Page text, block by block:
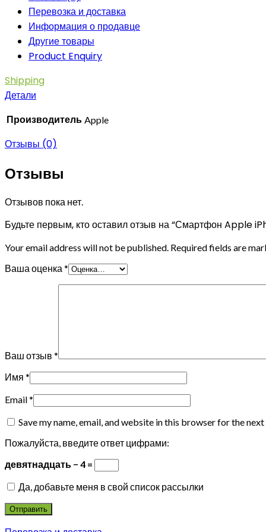
Перевозка и доставка
Информация о продавце
Другие товары
Product Enquiry
Shipping
Детали
Производитель Apple
Отзывы (0)
Отзывы
Отзывов пока нет.
Будьте первым, кто оставил отзыв на “Смартфон Apple
Your email address will not be published. Required fields are
Ваша оценка *
Ваш отзыв *
Имя *
Email*
Save my name, email, and website in this browser for the
Пожалуйста, введите ответ цифрами:
девятнадцать − 4 =
Да, добавьте меня в свой список рассылки